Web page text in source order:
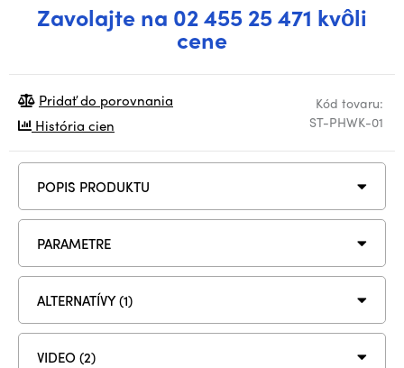
Zavolajte na 02 455 25 471 kvôli
cene
Kód tovaru:
ST-PHWK-01
Pridať do porovnania
História cien
POPIS PRODUKTU
PARAMETRE
ALTERNATÍVY (1)
VIDEO (2)